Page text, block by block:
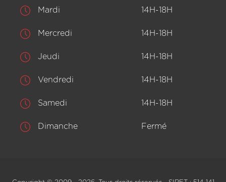
Mardi 14H-18H
Mercredi 14H-18H
Jeudi 14H-18H
Vendredi 14H-18H
Samedi 14H-18H
Dimanche Fermé